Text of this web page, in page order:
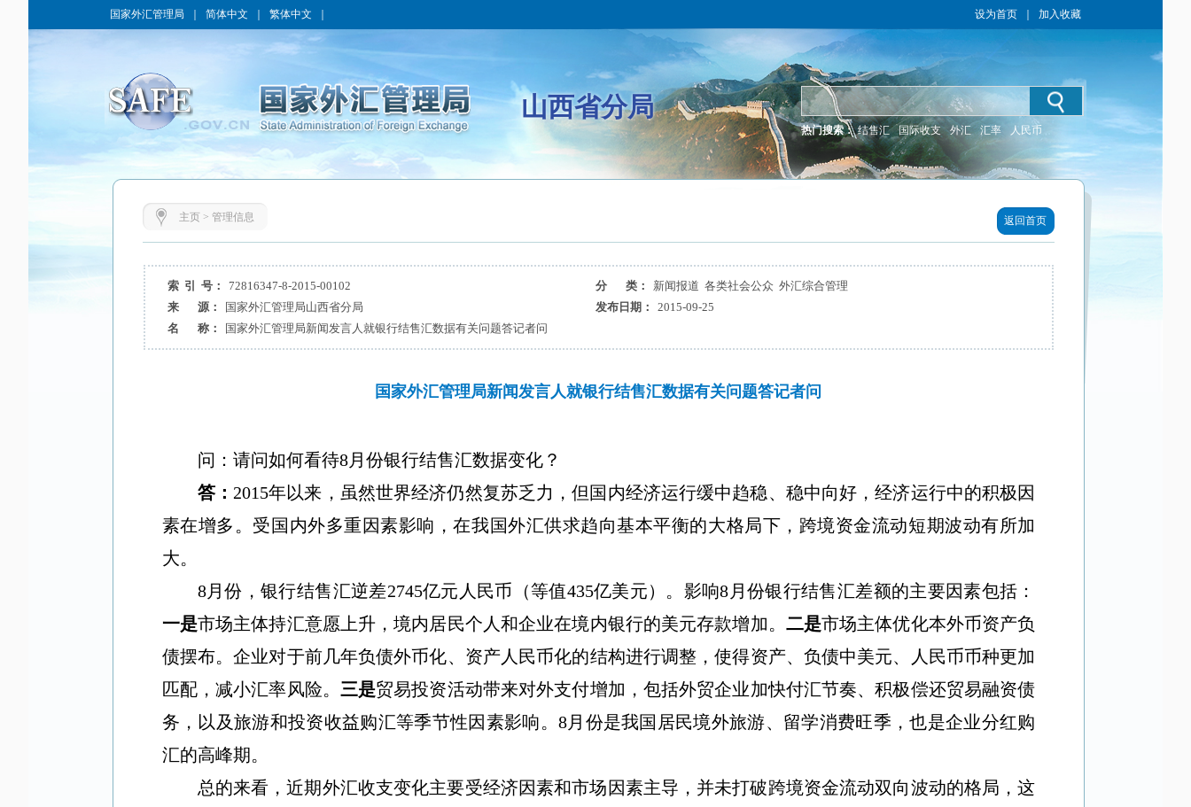
国家外汇管理局 简体中文 繁体中文 设为首页 加入收藏
山西省分局
热门搜索： 结售汇 国际收支 外汇 汇率 人民币
主页> 管理信息 返回首页
索 引 号： 72816347-8-2015-00102 分 类：
新闻报道 各类社会公众 外汇综合管理
来 源：
国家外汇管理局山西省分局 发布日期：
2015-09-25
名 称：
国家外汇管理局新闻发言人就银行结售汇数据有关问题答记者问
国家外汇管理局新闻发言人就银行结售汇数据有关问题答记者问
问：请问如何看待8月份银行结售汇数据变化？
答： 2015年以来，虽然世界经济仍然复苏乏力，但国内经济运行缓中趋稳、稳中向好，经济运行中的积极因
素在增多。受国内外多重因素影响，在我国外汇供求趋向基本平衡的大格局下，跨境资金流动短期波动有所加
大。
8月份，银行结售汇逆差2745亿元人民币（等值435亿美元）。影响8 月份银行结售汇差额的主要因素包括：
一是市场主体持汇意愿上升，境内居民个人和企业在境内银行的美元存款增加。 二是市场主体优化本外币资产负
债摆布。企业对于前几年负债外币化、资产人民币化的结构进行调整，使得资产、负债中美元、人民币币种更加
匹配，减小汇率风险。 三是贸易投资活动带来对外支付增加，包括外贸企业加快付汇节奏、积极偿还贸易融资债
务，以及旅游和投资收益购汇等季节性因素影响。 8月份是我国居民境外旅游、留学消费旺季，也是企业分红购
汇的高峰期。
总的来看，近期外汇收支变化主要受经济因素和市场因素主导，并未打破跨境资金流动双向波动的格局，这